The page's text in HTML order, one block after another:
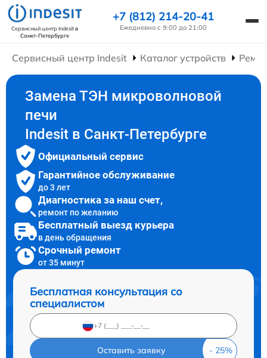
Сервисный центр Indesitв
Санкт-Петербурге
+7 (812) 214-20-41
Ежедневно с 9:00 до 21:00
Сервисный центр Indesit Каталог устройств
Замена ТЭН микроволновой
печи
Indesit в Санкт-Петербурге
Официальный сервис
Гарантийное обслуживание
до 3 лет
Диагностика за наш счет,
ремонт по желанию
Бесплатный выезд курьера
в день обращения
Срочный ремонт
от 35 минут
Бесплатная консультация со
специалистом
Оставить заявку